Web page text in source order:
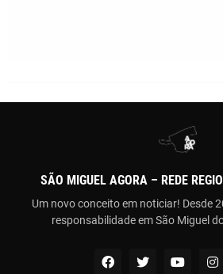
SÃO MIGUEL AGORA – REDE
Um novo conceito em noticiar! Desde
responsabilidade em São Miguel